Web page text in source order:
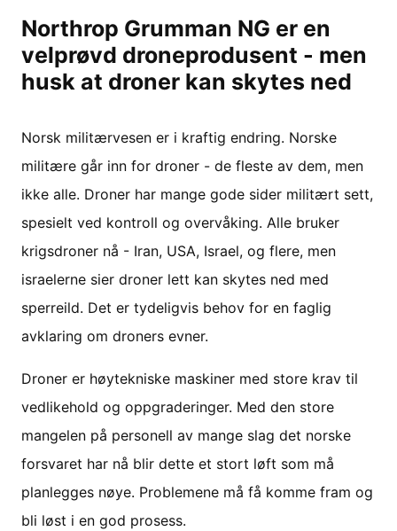
Northrop Grumman NG er en
velprøvd droneprodusent - men
husk at droner kan skytes ned
Norsk militærvesen er i kraftig endring. Norske
militære går inn for droner - de fleste av dem, men
ikke alle. Droner har mange gode sider militært sett,
spesielt ved kontroll og overvåking. Alle bruker
krigsdroner nå - Iran, USA, Israel, og flere, men
israelerne sier droner lett kan skytes ned med
sperreild. Det er tydeligvis behov for en faglig
avklaring om droners evner.
Droner er høytekniske maskiner med store krav til
vedlikehold og oppgraderinger. Med den store
mangelen på personell av mange slag det norske
forsvaret har nå blir dette et stort løft som må
planlegges nøye. Problemene må få komme fram og
bli løst i en god prosess.